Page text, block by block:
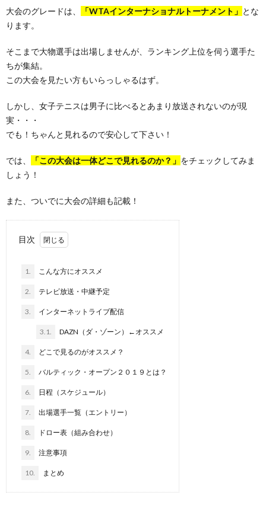
大会のグレードは、 「WTAインターナショナルトーナメント」 とな
ります。
そこまで大物選手は出場しませんが、ランキング上位を伺う選手た
ちが集結。
この大会を見たい方もいらっしゃるはず。
しかし、女子テニスは男子に比べるとあまり放送されないのが現
実・・・
でも！ちゃんと見れるので安心して下さい！
では、 「この大会は一体どこで見れるのか？」 をチェックしてみま
しょう！
また、ついでに大会の詳細も記載！
目次
1. こんな方にオススメ
2. テレビ放送・中継予定
3. インターネットライブ配信
3.1. DAZN（ダ・ゾーン）←オススメ
4. どこで見るのがオススメ？
5. バルティック・オープン２０１９とは？
6. 日程（スケジュール）
7. 出場選手一覧（エントリー）
8. ドロー表（組み合わせ）
9. 注意事項
10. まとめ